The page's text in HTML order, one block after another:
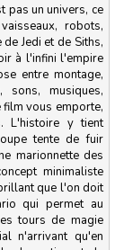
pas un univers, ce
robots,
Jedi et de Siths,
à l'infini l'empire
entre montage,
sons, musiques,
film vous emporte,
L'histoire y tient
tente de fuir
marionnette des
minimaliste
que l'on doit
qui permet au
tours de magie
n'arrivant qu'en